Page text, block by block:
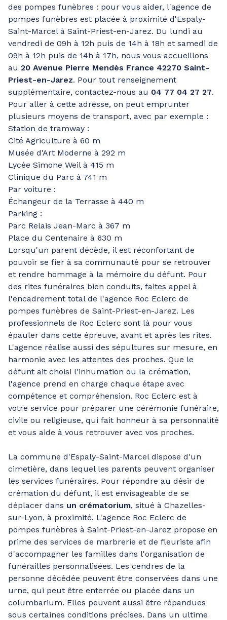
des pompes funèbres : pour vous aider, l'agence de
pompes funèbres est placée à proximité d'Espaly-
Saint-Marcel à Saint-Priest-en-Jarez. Du lundi au
vendredi de 09h à 12h puis de 14h à 18h et samedi de
09h à 12h puis de 14h à 17h, nous vous accueillons
au 20 Avenue Pierre Mendès France 42270 Saint-
Priest-en-Jarez. Pour tout renseignement
supplémentaire, contactez-nous au 04 77 04 27 27.
Pour aller à cette adresse, on peut emprunter
plusieurs moyens de transport, avec par exemple :
Station de tramway :
Cité Agriculture à 60 m
Musée d'Art Moderne à 292 m
Lycée Simone Weil à 415 m
Clinique du Parc à 741 m
Par voiture :
Échangeur de la Terrasse à 440 m
Parking :
Parc Relais Jean-Marc à 367 m
Place du Centenaire à 630 m
Lorsqu'un parent décède, il est réconfortant de
pouvoir se fier à sa communauté pour se retrouver
et rendre hommage à la mémoire du défunt. Pour
des rites funéraires bien conduits, faites appel à
l'encadrement total de l'agence Roc Eclerc de
pompes funèbres de Saint-Priest-en-Jarez. Les
professionnels de Roc Eclerc sont là pour vous
épauler dans cette épreuve, avant et après les rites.
L'agence réalise aussi des sépultures sur mesure, en
harmonie avec les attentes des proches. Que le
défunt ait choisi l'inhumation ou la crémation,
l'agence prend en charge chaque étape avec
compétence et compréhension. Roc Eclerc est à
votre service pour préparer une cérémonie funéraire,
civile ou religieuse, qui fait honneur à sa personnalité
et vous aide à vous retrouver avec vos proches.
La commune d'Espaly-Saint-Marcel dispose d'un
cimetière, dans lequel les parents peuvent organiser
les services funéraires. Pour répondre au désir de
crémation du défunt, il est envisageable de se
déplacer dans un crématorium, situé à Chazelles-
sur-Lyon, à proximité. L'agence Roc Eclerc de
pompes funèbres à Saint-Priest-en-Jarez propose en
prime des services de marbrerie et de fleuriste afin
d'accompagner les familles dans l'organisation de
funérailles personnalisées. Les cendres de la
personne décédée peuvent être conservées dans une
urne, qui peut être enterrée ou placée dans un
columbarium. Elles peuvent aussi être répandues
sous certaines conditions précises. Dans un ultime